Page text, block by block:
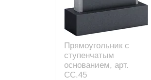
Прямоугольник с
ступенчатым
основанием, арт.
CC.45